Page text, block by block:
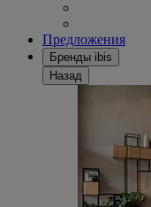
Предложения
Бренды ibis
Назад